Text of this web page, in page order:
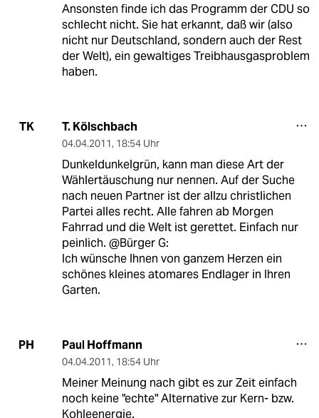
Ansonsten finde ich das Programm der CDU so
schlecht nicht. Sie hat erkannt, daß wir (also
nicht nur Deutschland, sondern auch der Rest
der Welt), ein gewaltiges Treibhausgasproblem
haben.
TK T. Kölschbach
04.04.2011, 18:54 Uhr
Dunkeldunkelgrün, kann man diese Art der
Wählertäuschung nur nennen. Auf der Suche
nach neuen Partner ist der allzu christlichen
Partei alles recht. Alle fahren ab Morgen
Fahrrad und die Welt ist gerettet. Einfach nur
peinlich. @Bürger G:
Ich wünsche Ihnen von ganzem Herzen ein
schönes kleines atomares Endlager in Ihren
Garten.
PH Paul Hoffmann
04.04.2011, 18:54 Uhr
Meiner Meinung nach gibt es zur Zeit einfach
noch keine "echte" Alternative zur Kern- bzw.
Kohleenergie.